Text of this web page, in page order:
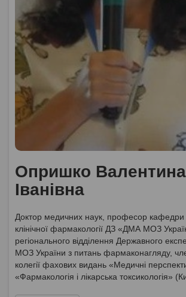
Опришко Валентина
Іванівна
Доктор медичних наук, професор кафедри
клінічної фармакології ДЗ «ДМА МОЗ
регіонального відділення Державного
МОЗ України з питань фармаконагляду,
колегії фахових видань «Медичні
«Фармакологія і лікарська токсикологія»